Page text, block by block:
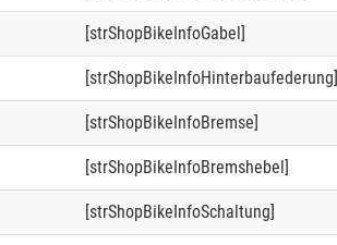
[strShopBikeInfoGabel]
[strShopBikeInfoHinterbaufederung]
[strShopBikeInfoBremse]
[strShopBikeInfoBremshebel]
[strShopBikeInfoSchaltung]